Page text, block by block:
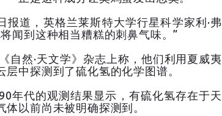
道，英格兰莱斯特大学行星科学家利·弗
闻到这种相当糟糕的刺鼻气味。”
自然·天文学》杂志上称，他们利用夏威夷
中探测到了硫化氢的化学图谱。
年代的观测结果显示，有硫化氢存在于天
以前尚未被明确探测到。